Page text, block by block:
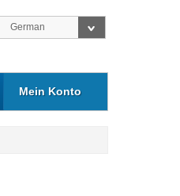
German
Mein Konto